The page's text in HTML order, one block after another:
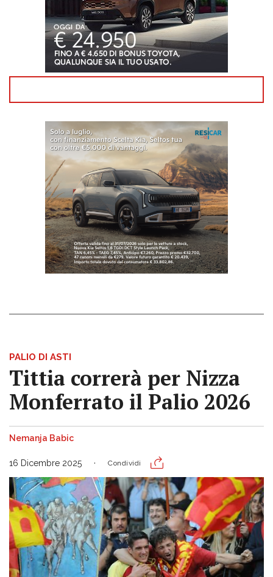
PALIO DI ASTI
Tittia correrà per Nizza
Monferrato il Palio 2026
Nemanja Babic
16 Dicembre 2025 Condividi